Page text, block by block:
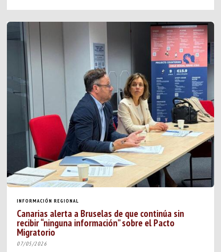
INFORMACIÓN REGIONAL
Canarias alerta a Bruselas de que continúa sin
recibir “ninguna información” sobre el Pacto
Migratorio
07/05/2026